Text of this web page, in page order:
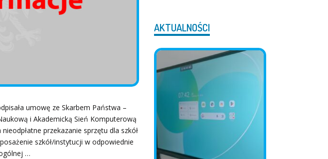
umowę ze Skarbem Państwa –
i Akademicką Sień Komputerową
przekazanie sprzętu dla szkół
szkół/instytucji w odpowiednie
…
AKTUALNOŚCI